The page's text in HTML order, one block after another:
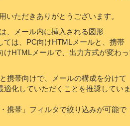
いただきありがとうございます。
、メール内に挿入される図形
ては、PC向けHTMLメールと、携帯
けHTMLメールで、出力方式が変わ
携帯向けで、メールの構成を分けて
適化していただくことを推奨してい
携帯」フィルタで絞り込みが可能で